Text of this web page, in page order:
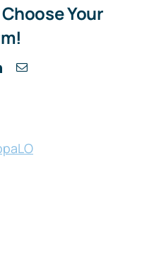
Your
LinkedInEmail